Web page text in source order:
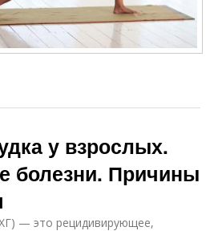
у взрослых.
болезни. Причины
— это рецидивирующее,